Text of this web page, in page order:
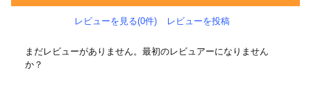
レビューを見る(0件) レビューを投稿
まだレビューがありません。最初のレビュアーになりません
か？